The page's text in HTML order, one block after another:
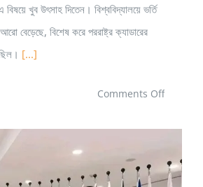
খুব উৎসাহ দিতেন। বিশ্ববিদ্যালয়ে ভর্তি
বেড়েছে, বিশেষ করে পররাষ্ট্র ক্যাডারের
[...]
Comments Offon
দিতে
চাও